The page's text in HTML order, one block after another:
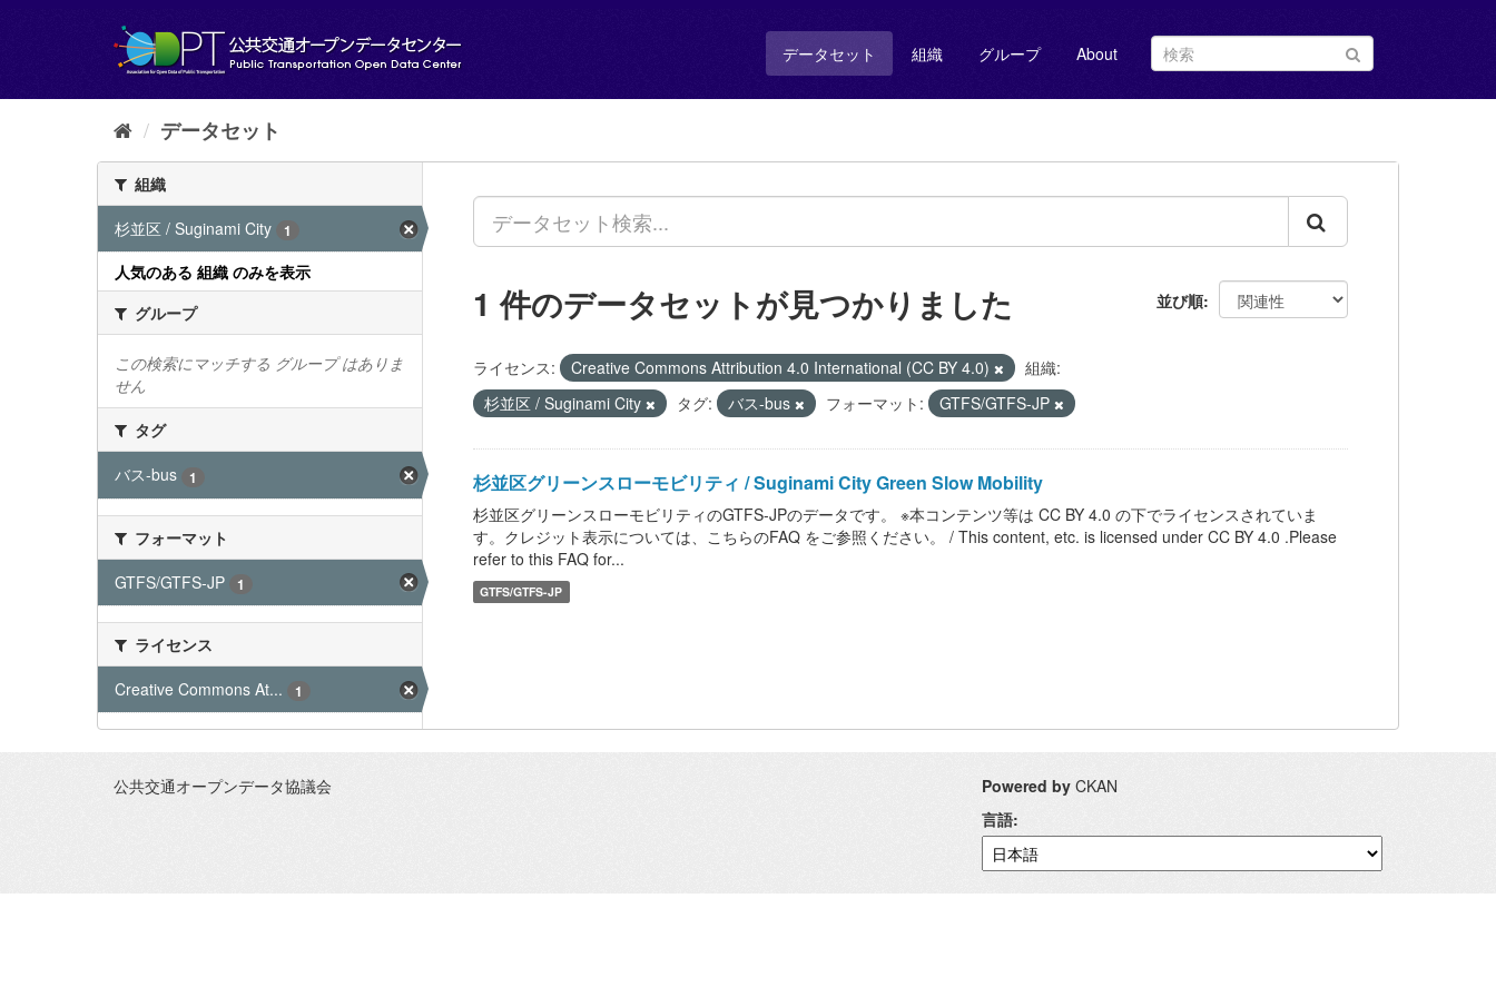
し
データセット 組織 グループ About
データセット
組織
杉並区 / Suginami City
1
人気のある 組織 のみを表示
グループ
この検索にマッチする グループ はありま
せん
タグ
バス-bus
1
フォーマット
GTFS/GTFS-JP
1
ライセンス
Creative Commons At...
1
並び順
1 件のデータセットが見つかりました
ライセンス: Creative Commons Attribution 4.0 International (CC BY 4.0)
組織:
杉並区 / Suginami City
タグ: バス-bus フォーマット: GTFS/GTFS-JP
杉並区グリーンスローモビリティ / Suginami City Green Slow Mobility
杉並区グリーンスローモビリティのGTFS-JPのデータです。 ※本コンテンツ等は CC BY 4.0 の下でライセンスされていま
す。クレジット表示については、こちらのFAQ をご参照ください。 / This content, etc. is licensed under CC BY 4.0 .Please
refer to this FAQ for...
GTFS/GTFS-JP
公共交通オープンデータ協議会 Powered by CKAN
言語